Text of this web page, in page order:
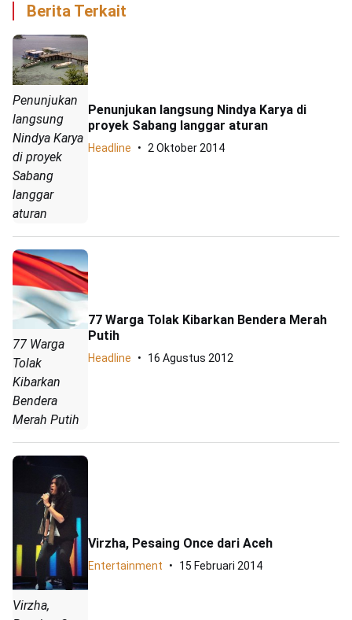
Berita Terkait
Penunjukan
langsung
Nindya Karya
di proyek
Sabang
langgar
aturan
Penunjukan langsung Nindya Karya di
proyek Sabang langgar aturan
Headline 2 Oktober 2014
77 Warga
Tolak
Kibarkan
Bendera
Merah Putih
77 Warga Tolak Kibarkan Bendera Merah
Putih
Headline 16 Agustus 2012
Virzha,
Virzha, Pesaing Once dari Aceh
Entertainment 15 Februari 2014